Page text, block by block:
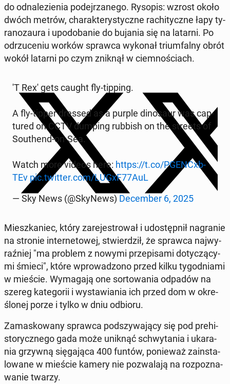
do od­na­le­zie­nia po­dej­rza­ne­go. Rysopis: wzrost około
dwóch metrów, cha­rak­te­ry­stycz­ne ra­chi­tycz­ne łapy ty­
ra­no­zau­ra i upodo­ba­nie do bujania się na latarni. Po
od­rzu­ce­niu worków sprawca wykonał trium­fal­ny obrót
wokół latarni po czym zniknął w ciem­no­ściach.
'T Rex' gets caught fly-tipping.
A fly-tipper dressed as a purple di­no­saur was cap­
tu­red on CCTV dumping rubbish on the streets of
So­uthend-on-Sea.
Watch more videos here: https://t.co/PGEN­Cxb­
TEv pic.twitter.com/LUGxF77AuL
— Sky News (@SkyNews) De­cem­ber 6, 2025
Miesz­ka­niec, który za­re­je­stro­wał i udo­stęp­nił na­gra­nie
na stronie in­ter­ne­to­wej, stwier­dził, że sprawca naj­wy­
raź­niej "ma problem z nowymi prze­pi­sa­mi do­ty­czą­cy­
mi śmieci", które wpro­wa­dzo­no przed kilku ty­go­dnia­mi
w mieście. Wy­ma­ga­ją one sor­to­wa­nia odpadów na
szereg ka­te­go­rii i wy­sta­wia­nia ich przed dom w okre­
ślo­nej porze i tylko w dniu odbioru.
Za­ma­sko­wa­ny sprawca pod­szy­wa­ją­cy się pod pre­hi­
sto­rycz­ne­go gada może uniknąć schwy­ta­nia i uka­ra­
nia grzywną się­ga­ją­ca 400 funtów, po­nie­waż za­in­sta­
lo­wa­ne w mieście kamery nie po­zwa­la­ją na roz­po­zna­
wa­nie twarzy.